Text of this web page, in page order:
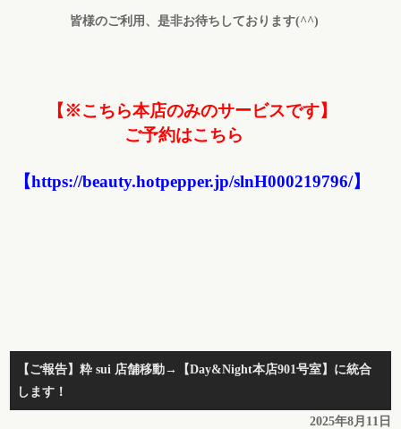
皆様のご利用、是非お待ちしております(^^)
【※こちら本店のみのサービスです】
ご予約はこちら
【https://beauty.hotpepper.jp/slnH000219796/】
【ご報告】粋 sui 店舗移動→【Day&Night本店901号室】に統合
します！
2025年8月11日